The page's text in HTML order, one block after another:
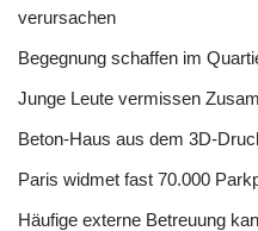
verursachen
Begegnung schaffen im
Junge Leute vermissen
Beton-Haus aus dem 3D-
Paris widmet fast 70.000
Häufige externe Betreuung